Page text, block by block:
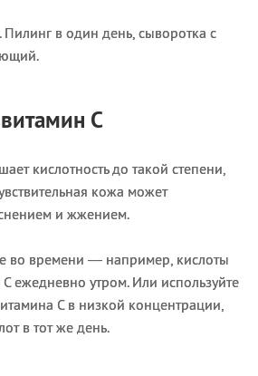
Пилинг в один день, сыворотка с
С
кислотность до такой степени,
кожа может
и жжением.
во времени — например, кислоты
ежедневно утром. Или используйте
С в низкой концентрации,
в тот же день.